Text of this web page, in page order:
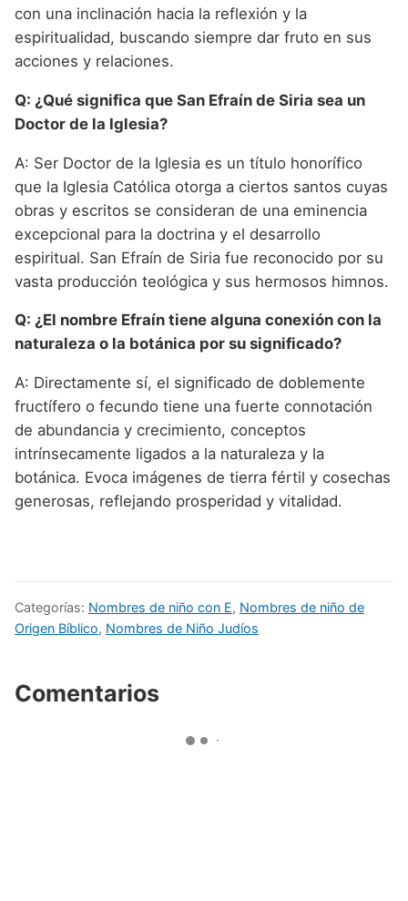
con una inclinación hacia la reflexión y la
espiritualidad, buscando siempre dar fruto en sus
acciones y relaciones.
Q: ¿Qué significa que San Efraín de Siria sea un
Doctor de la Iglesia?
A: Ser Doctor de la Iglesia es un título honorífico
que la Iglesia Católica otorga a ciertos santos cuyas
obras y escritos se consideran de una eminencia
excepcional para la doctrina y el desarrollo
espiritual. San Efraín de Siria fue reconocido por su
vasta producción teológica y sus hermosos himnos.
Q: ¿El nombre Efraín tiene alguna conexión con la
naturaleza o la botánica por su significado?
A: Directamente sí, el significado de doblemente
fructífero o fecundo tiene una fuerte connotación
de abundancia y crecimiento, conceptos
intrínsecamente ligados a la naturaleza y la
botánica. Evoca imágenes de tierra fértil y cosechas
generosas, reflejando prosperidad y vitalidad.
Categorías: Nombres de niño con E, Nombres de niño de
Origen Bíblico, Nombres de Niño Judíos
Comentarios